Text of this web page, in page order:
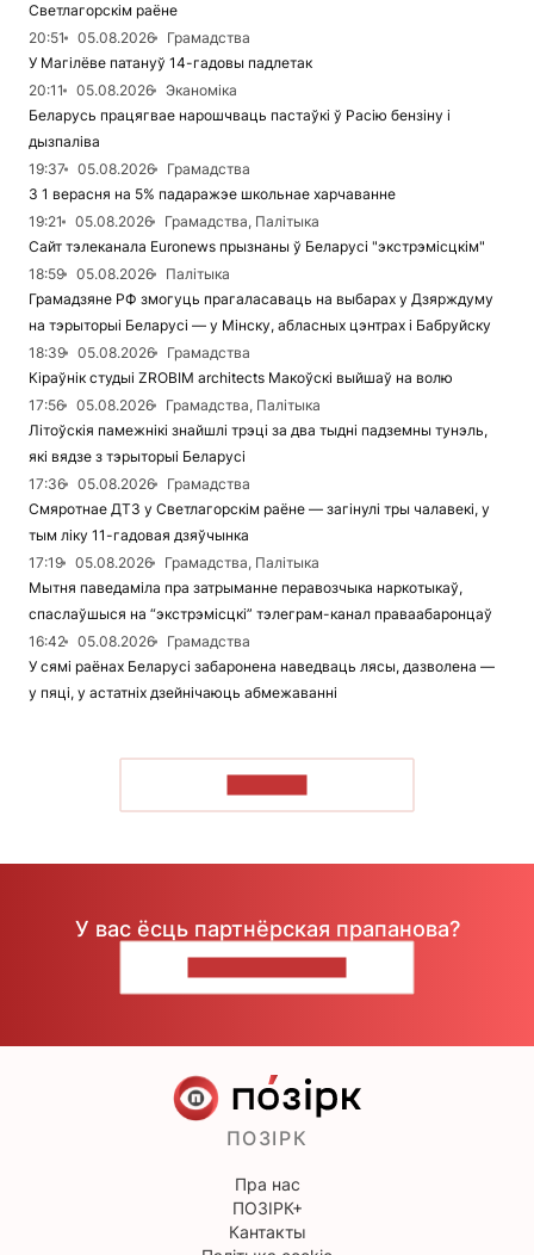
Светлагорскім раёне
20:51
05.08.2026
Грамадства
У Магілёве патануў 14-гадовы падлетак
20:11
05.08.2026
Эканоміка
Беларусь працягвае нарошчваць пастаўкі ў Расію бензіну і
дызпаліва
19:37
05.08.2026
Грамадства
З 1 верасня на 5% падаражэе школьнае харчаванне
19:21
05.08.2026
Грамадства, Палітыка
Сайт тэлеканала Euronews прызнаны ў Беларусі "экстрэмісцкім"
18:59
05.08.2026
Палітыка
Грамадзяне РФ змогуць прагаласаваць на выбарах у Дзярждуму
на тэрыторыі Беларусі — у Мінску, абласных цэнтрах і Бабруйску
18:39
05.08.2026
Грамадства
Кіраўнік студыі ZROBIM architects Макоўскі выйшаў на волю
17:56
05.08.2026
Грамадства, Палітыка
Літоўскія памежнікі знайшлі трэці за два тыдні падземны тунэль,
які вядзе з тэрыторыі Беларусі
17:36
05.08.2026
Грамадства
Смяротнае ДТЗ у Светлагорскім раёне — загінулі тры чалавекі, у
тым ліку 11-гадовая дзяўчынка
17:19
05.08.2026
Грамадства, Палітыка
Мытня паведаміла пра затрыманне перавозчыка наркотыкаў,
спаслаўшыся на “экстрэмісцкі” тэлеграм-канал праваабаронцаў
16:42
05.08.2026
Грамадства
У сямі раёнах Беларусі забаронена наведваць лясы, дазволена —
у пяці, у астатніх дзейнічаюць абмежаванні
У вас ёсць партнёрская прапанова?
ПОЗІРК
Пра нас
ПОЗІРК+
Кантакты